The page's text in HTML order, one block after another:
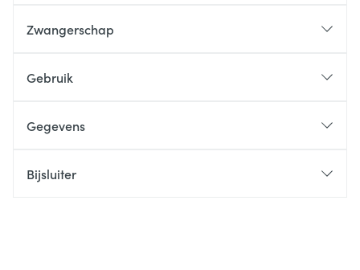
Zwangerschap
Gebruik
Gegevens
Bijsluiter